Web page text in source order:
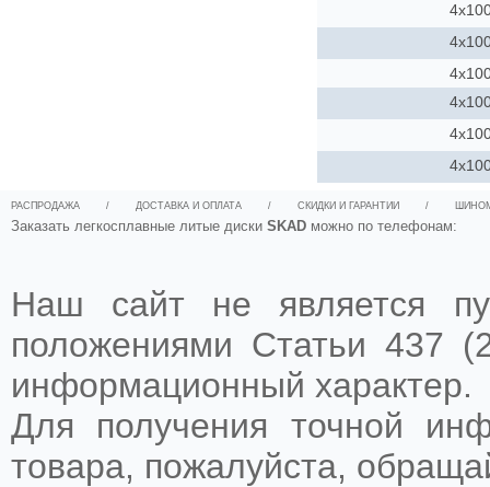
РАСПРОДАЖА / ДОСТАВКА И ОПЛАТА / СКИДКИ И ГАРАНТИИ /
Заказать легкосплавные литые диски SKAD можно по телефонам:
Наш сайт не является
положениями Статьи 437
информационный характер.
Для получения точной
товара, пожалуйста,